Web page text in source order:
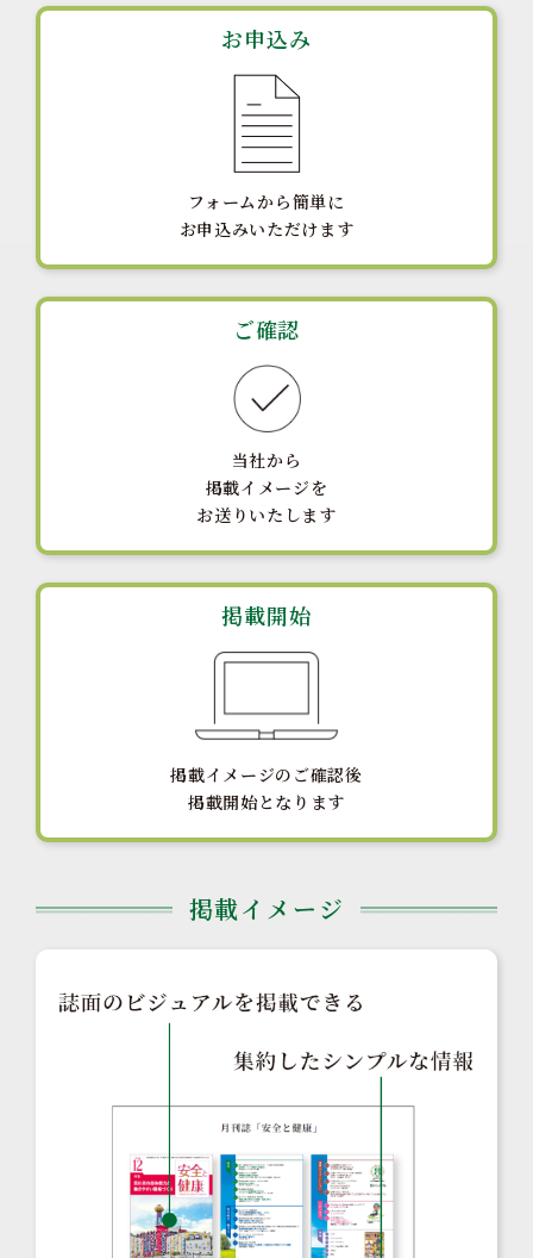
お申込み
フォームから簡単に
お申込みいただけます
ご確認
当社から
掲載イメージを
お送りいたします
掲載開始
掲載イメージのご確認後
掲載開始となります
掲載イメージ